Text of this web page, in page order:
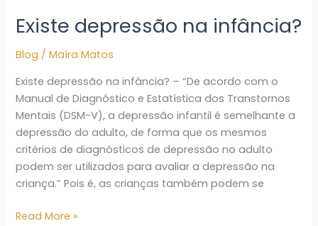
Existe depressão na infância?
Blog /Maíra Matos
Existe depressão na infância? – “De acordo com o
Manual de Diagnóstico e Estatística dos Transtornos
Mentais (DSM-V), a depressão infantil é semelhante a
depressão do adulto, de forma que os mesmos
critérios de diagnósticos de depressão no adulto
podem ser utilizados para avaliar a depressão na
criança.” Pois é, as crianças também podem se
Read More »